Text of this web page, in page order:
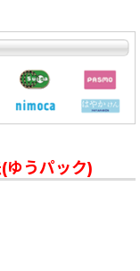
ゆうパック)